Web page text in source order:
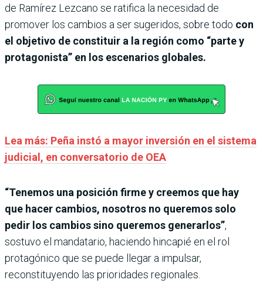
de Ramírez Lezcano se ratifica la necesidad de
promover los cambios a ser sugeridos, sobre todo con
el objetivo de constituir a la región como “parte y
protagonista” en los escenarios globales.
Lea más: Peña instó a mayor inversión en el sistema
judicial, en conversatorio de OEA
“Tenemos una posición firme y creemos que hay
que hacer cambios, nosotros no queremos solo
pedir los cambios sino queremos generarlos”,
sostuvo el mandatario, haciendo hincapié en el rol
protagónico que se puede llegar a impulsar,
reconstituyendo las prioridades regionales.